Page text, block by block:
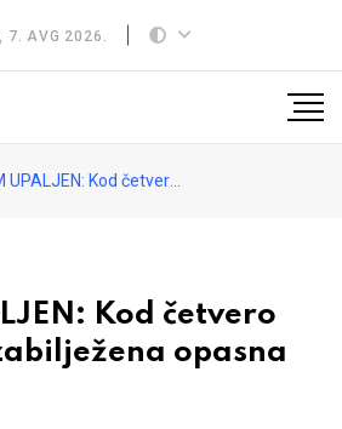
7. AVG 2026.
Kod četvero djece u BiH zabilježena opasna bolest
Kod četvero
opasna